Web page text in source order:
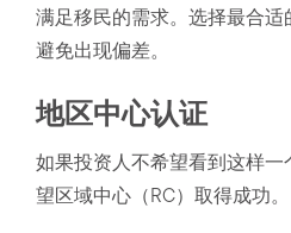
满足移民的需求。选择最合
避免出现偏差。
地区中心认证
如果投资人不希望看到这样
望区域中心（RC）取得成功。